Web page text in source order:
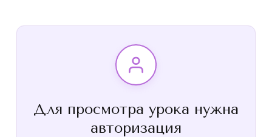
Для просмотра урока нужна
авторизация